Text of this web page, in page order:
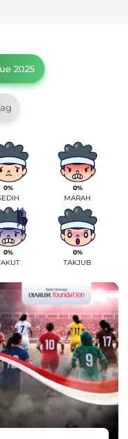
2025
0% 0%
MARAH
0% 0%
TAKJUB